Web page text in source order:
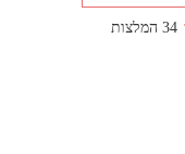
34 המלצות